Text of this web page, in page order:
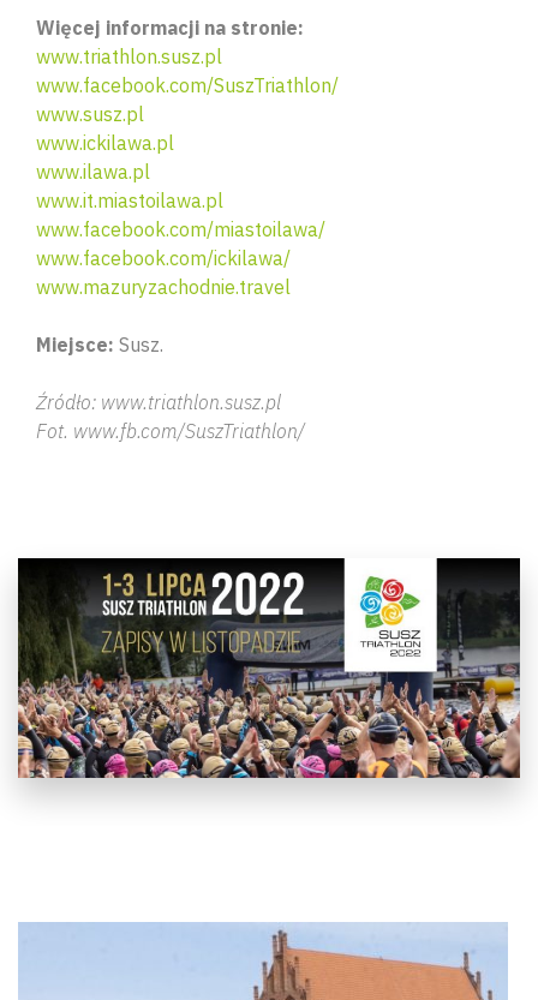
Więcej informacji na stronie:
www.triathlon.susz.pl
www.facebook.com/SuszTriathlon/
www.susz.pl
www.ickilawa.pl
www.ilawa.pl
www.it.miastoilawa.pl
www.facebook.com/miastoilawa/
www.facebook.com/ickilawa/
www.mazuryzachodnie.travel
Miejsce: Susz.
Źródło: www.triathlon.susz.pl
Fot. www.fb.com/SuszTriathlon/